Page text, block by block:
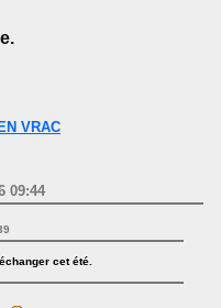
VRAC
09:44
cet été.